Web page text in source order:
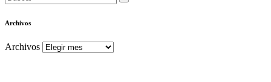
Archivos
Archivos